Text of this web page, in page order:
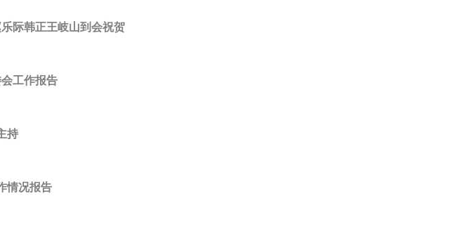
际韩正王岐山到会祝贺
工作报告
持
情况报告